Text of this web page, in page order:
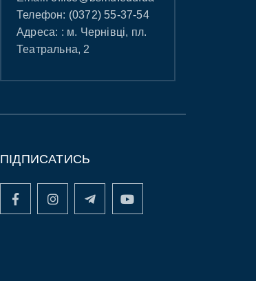
Телефон: (0372) 55-37-54
Адреса: : м. Чернівці, пл.
Театральна, 2
ПІДПИСАТИСЬ